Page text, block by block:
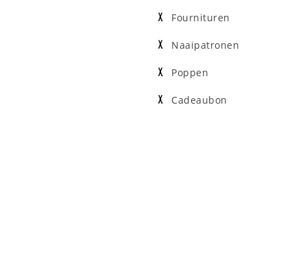
Fournituren
Naaipatronen
Poppen
Cadeaubon